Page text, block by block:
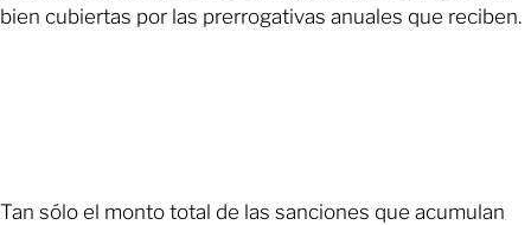
bien cubiertas por las prerrogativas anuales que reciben.
Tan sólo el monto total de las sanciones que acumulan